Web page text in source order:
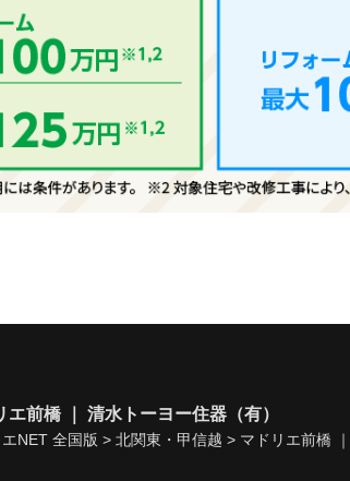
エ前橋 ｜ 清水トーヨー住器（有）
NET 全国版 >北関東・甲信越 > マドリエ前橋